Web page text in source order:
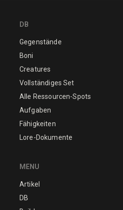
DB
Gegenstände
Boni
Creatures
Vollständiges Set
Alle Ressourcen-Spots
Aufgaben
Fähigkeiten
Lore-Dokumente
MENU
Artikel
DB